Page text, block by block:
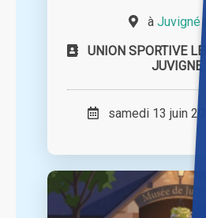
à Juvigné
UNION SPORTIVE
JUVIGNE
samedi 13 juin